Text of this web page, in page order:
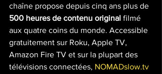
chaîne propose depuis cinq ans plus de
500 heures de contenu original filmé
aux quatre coins du monde. Accessible
gratuitement sur Roku, Apple TV,
Amazon Fire TV et sur la plupart des
télévisions connectées, NOMADslow.tv